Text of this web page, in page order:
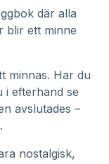
där alla
blir ett minne
minnas. Har du
i efterhand se
avslutades –
nostalgisk,